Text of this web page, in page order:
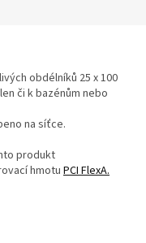
obdélníků 25 x 100
či k bazénům nebo
na síťce.
produkt
hmotu PCI FlexA.